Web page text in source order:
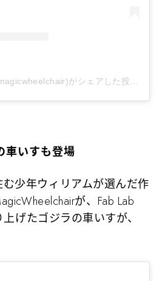
車いすも登場
少年ウィリアムが選んだ作
が、Fab Lab
げたゴジラの車いすが、